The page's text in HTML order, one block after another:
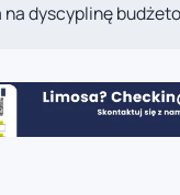
na dyscyplinę